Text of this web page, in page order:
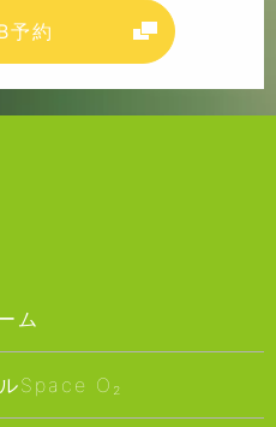
予約
ム
Space O₂